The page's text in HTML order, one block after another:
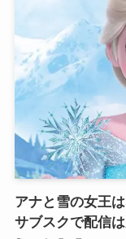
アナと雪の女王
サブスクで配信